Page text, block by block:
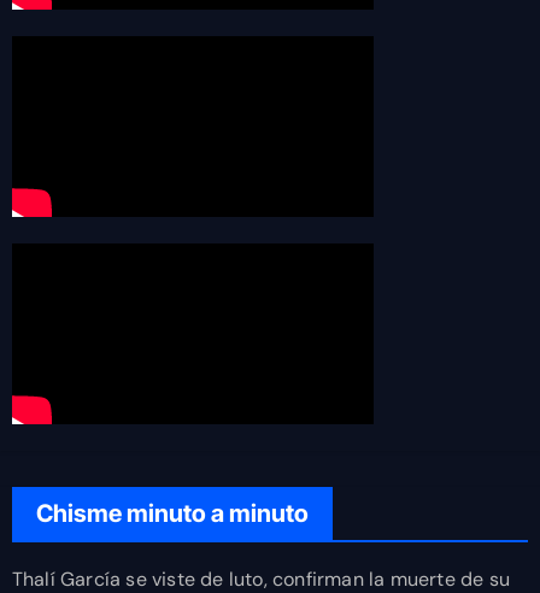
Chisme minuto a minuto
Thalí García se viste de luto, confirman la muerte de su